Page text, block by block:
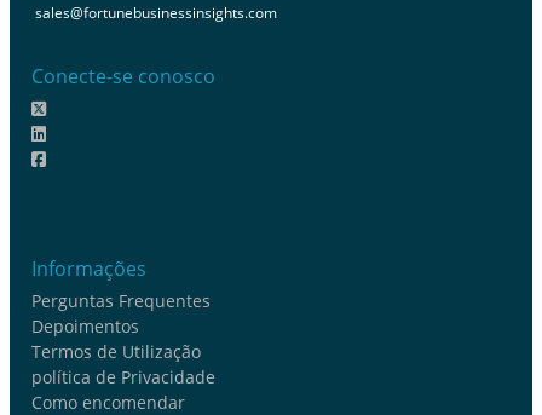
sales@fortunebusinessinsights.com
Conecte-se conosco
Informações
Perguntas Frequentes
Depoimentos
Termos de Utilização
política de Privacidade
Como encomendar